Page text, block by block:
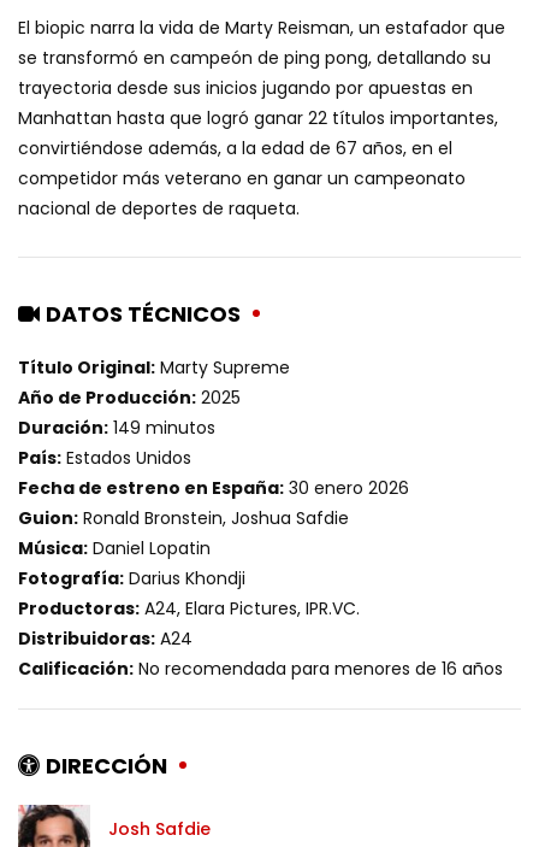
El biopic narra la vida de Marty Reisman, un estafador que
se transformó en campeón de ping pong, detallando su
trayectoria desde sus inicios jugando por apuestas en
Manhattan hasta que logró ganar 22 títulos importantes,
convirtiéndose además, a la edad de 67 años, en el
competidor más veterano en ganar un campeonato
nacional de deportes de raqueta.
DATOS TÉCNICOS
Título Original: Marty Supreme
Año de Producción: 2025
Duración: 149 minutos
País: Estados Unidos
Fecha de estreno en España: 30 enero 2026
Guion: Ronald Bronstein, Joshua Safdie
Música: Daniel Lopatin
Fotografía: Darius Khondji
Productoras: A24, Elara Pictures, IPR.VC.
Distribuidoras: A24
Calificación: No recomendada para menores de 16 años
DIRECCIÓN
Josh Safdie